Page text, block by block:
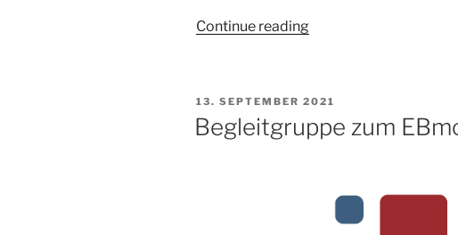
Continue reading„Was
POSTED
ON
13. SEPTEMBER 2021
Begleitgruppe zum